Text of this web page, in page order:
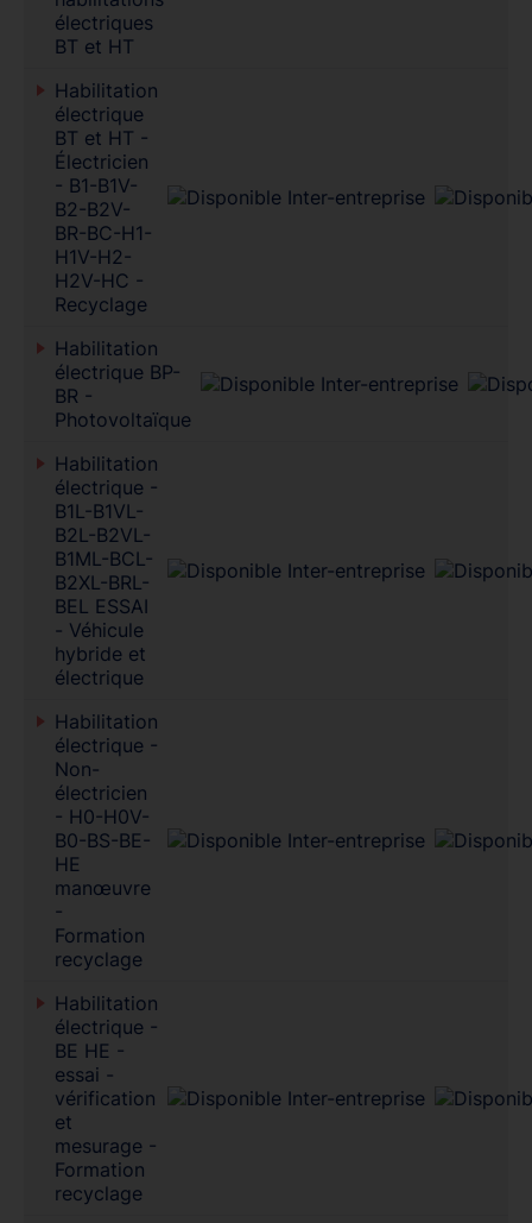
électriques
BT et HT
Habilitation
électrique
BT et HT -
Électricien
- B1-B1V-
B2-B2V-
BR-BC-H1-
H1V-H2-
H2V-HC -
Recyclage
Habilitation
électrique BP-
BR -
Photovoltaïque
Habilitation
électrique -
B1L-B1VL-
B2L-B2VL-
B1ML-BCL-
B2XL-BRL-
BEL ESSAI
- Véhicule
hybride et
électrique
Habilitation
électrique -
Non-
électricien
- H0-H0V-
B0-BS-BE-
HE
manœuvre
-
Formation
recyclage
Habilitation
électrique -
BE HE -
essai -
vérification
et
mesurage -
Formation
recyclage